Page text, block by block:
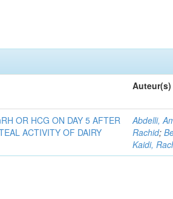
Auteur(s)
OR HCG ON DAY 5 AFTER
ACTIVITY OF DAIRY
Abdelli,
Rachid;
Kaidi,